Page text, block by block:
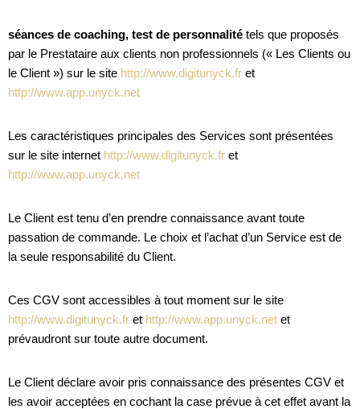
séances de coaching, test de personnalité tels que proposés
par le Prestataire aux clients non professionnels (« Les Clients ou
le Client ») sur le site http://www.digitunyck.fr et
http://www.app.unyck.net
Les caractéristiques principales des Services sont présentées
sur le site internet http://www.digitunyck.fr et
http://www.app.unyck.net
Le Client est tenu d’en prendre connaissance avant toute
passation de commande. Le choix et l’achat d’un Service est de
la seule responsabilité du Client.
Ces CGV sont accessibles à tout moment sur le site
http://www.digitunyck.fr et http://www.app.unyck.net et
prévaudront sur toute autre document.
Le Client déclare avoir pris connaissance des présentes CGV et
les avoir acceptées en cochant la case prévue à cet effet avant la